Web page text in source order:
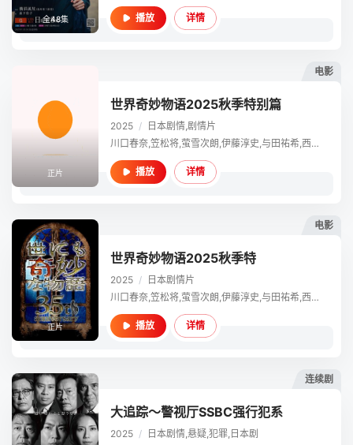
全48集 播放 详情
电影
正片
世界奇妙物语2025秋季特别篇
2025 / 日本剧情,剧情片
川口春奈,笠松将,萤雪次朗,伊藤淳史,与田祐希,西田幸治,山田凉介,柳百合菜,渡边大知,役所广司,岩崎良美,河原崎建三
播放 详情
电影
正片
世界奇妙物语2025秋季特
2025 / 日本剧情片
川口春奈,笠松将,萤雪次朗,伊藤淳史,与田祐希,西田幸治,山田凉介,柳百合菜,渡边大知,役所广司,岩崎良美,河原崎建三
播放 详情
连续剧
大追踪〜警视厅SSBC强行犯系
2025 / 日本剧情,悬疑,犯罪,日本剧